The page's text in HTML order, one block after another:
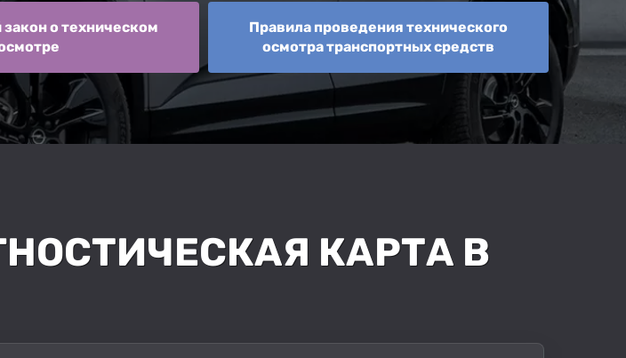
о техническом
Правила проведения технического
осмотра транспортных средств
КАРТА В